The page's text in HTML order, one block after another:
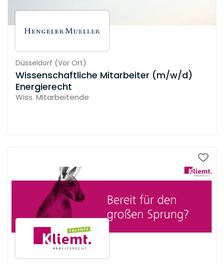
Düsseldorf (Vor Ort)
Wissenschaftliche Mitarbeiter (m/w/d)
Energierecht
Wiss. Mitarbeitende